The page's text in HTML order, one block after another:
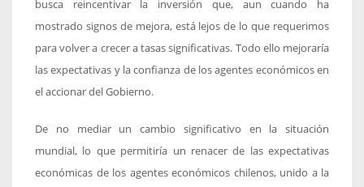
busca reincentivar la inversión que, aun cuando ha
mostrado signos de mejora, está lejos de lo que requerimos
para volver a crecer a tasas significativas. Todo ello mejoraría
las expectativas y la confianza de los agentes económicos en
el accionar del Gobierno.
De no mediar un cambio significativo en la situación
mundial, lo que permitiría un renacer de las expectativas
económicas de los agentes económicos chilenos, unido a la